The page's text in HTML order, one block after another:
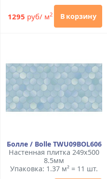
1295 руб/ м2 В корзину
Болле / Bolle TWU09BOL606
Настенная плитка 249x500
8.5мм
Упаковка: 1.37 м² = 11 шт.